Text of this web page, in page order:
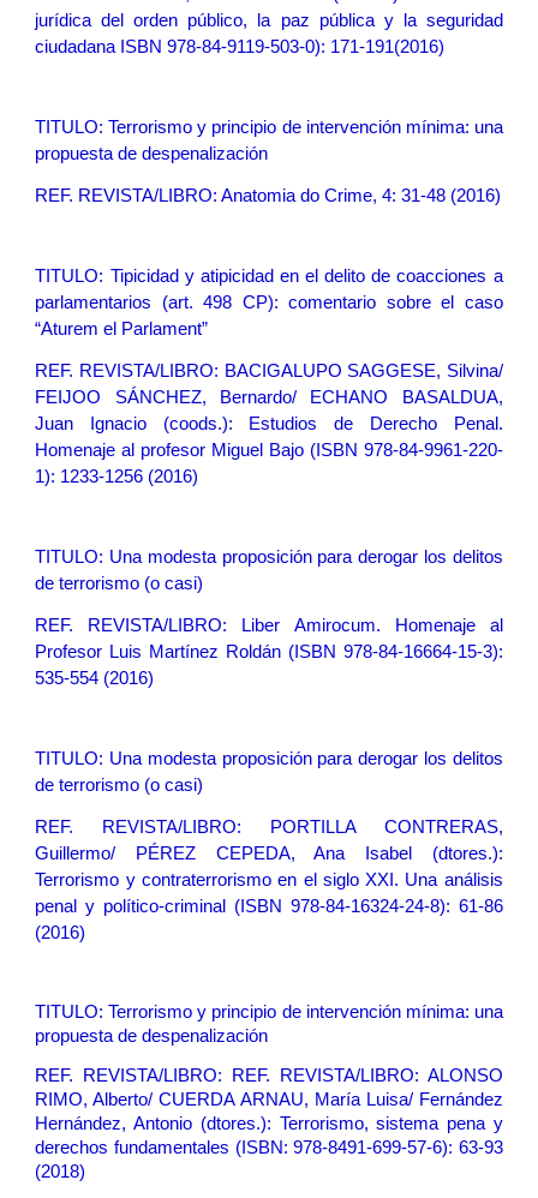
jurídica del orden público, la paz pública y la seguridad
ciudadana ISBN 978-84-9119-503-0): 171-191(2016)
TITULO:Terrorismo y principio de intervención mínima: una
propuesta de despenalización
REF. REVISTA/LIBRO: Anatomia do Crime, 4: 31-48 (2016)
TITULO: Tipicidad y atipicidad en el delito de coacciones a
parlamentarios (art. 498 CP): comentario sobre el caso
“Aturem el Parlament”
REF. REVISTA/LIBRO: BACIGALUPO SAGGESE, Silvina/
FEIJOO SÁNCHEZ, Bernardo/ ECHANO BASALDUA,
Juan Ignacio (coods.): Estudios de Derecho Penal.
Homenaje al profesor Miguel Bajo (ISBN 978-84-9961-220-
1): 1233-1256 (2016)
TITULO: Una modesta proposición para derogar los delitos
de terrorismo (o casi)
REF. REVISTA/LIBRO: Liber Amirocum. Homenaje al
Profesor Luis Martínez Roldán (ISBN 978-84-16664-15-3):
535-554 (2016)
TITULO: Una modesta proposición para derogar los delitos
de terrorismo (o casi)
REF. REVISTA/LIBRO: PORTILLA CONTRERAS,
Guillermo/ PÉREZ CEPEDA, Ana Isabel (dtores.):
Terrorismo y contraterrorismo en el siglo XXI. Una análisis
penal y político-criminal (ISBN 978-84-16324-24-8): 61-86
(2016)
TITULO:Terrorismo y principio de intervención mínima: una
propuesta de despenalización
REF. REVISTA/LIBRO:
REF. REVISTA/LIBRO: ALONSO
RIMO, Alberto/ CUERDA ARNAU, María Luisa/ Fernández
Hernández, Antonio (dtores.): Terrorismo, sistema pena y
derechos fundamentales (ISBN: 978-8491-699-57-6): 63-93
(2018)